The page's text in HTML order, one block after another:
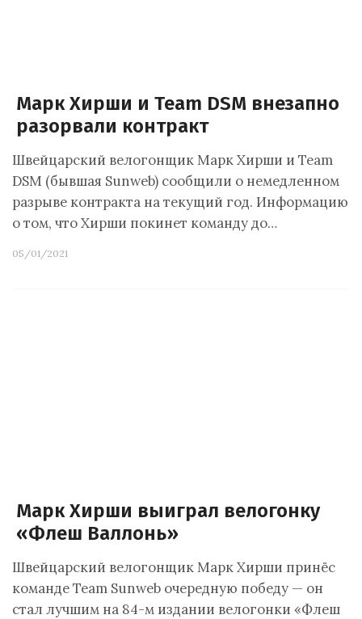
Марк Хирши и Team DSM внезапно
разорвали контракт
Швейцарский велогонщик Марк Хирши и Team
DSM (бывшая Sunweb) сообщили о немедленном
разрыве контракта на текущий год. Информацию
о том, что Хирши покинет команду до…
05/01/2021
Марк Хирши выиграл велогонку
«Флеш Валлонь»
Швейцарский велогонщик Марк Хирши принёс
команде Team Sunweb очередную победу — он
стал лучшим на 84-м издании велогонки «Флеш